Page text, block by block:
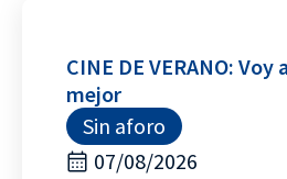
CINE DE VERANO: Voy
mejor
Sin aforo
07/08/2026